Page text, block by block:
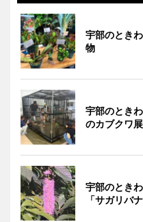
宇部のとき
物
宇部のとき
のカブクワ
宇部のとき
「サガリバナ